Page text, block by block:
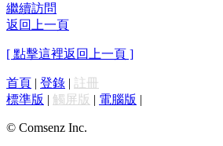
繼續訪問
返回上一頁
[ 點擊這裡返回上一頁 ]
首頁 | 登錄 | 註冊
標準版 | 觸屏版 | 電腦版 |
© Comsenz Inc.